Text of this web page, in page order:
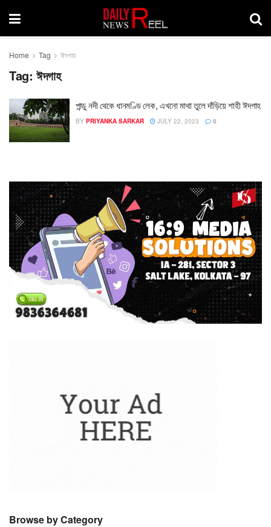
Home Tag ঈদগাহ
Tag: ঈদগাহ
পান্ডু নদী থেকে ধানমণ্ডি লেক, এখনো মাথা তুলে দাঁড়িয়ে শাহী ঈদগাহ
BY PRIYANKA SARKAR JULY 22, 2023 0
Browse by Category